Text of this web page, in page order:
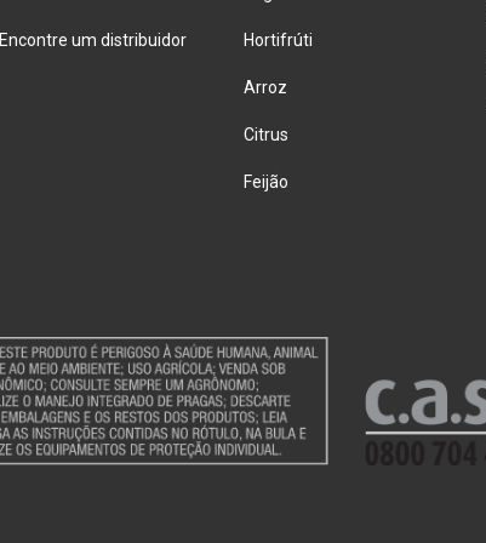
Encontre um distribuidor Hortifrúti
Arroz
Citrus
Feijão